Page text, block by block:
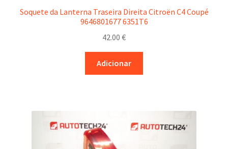
Soquete da Lanterna Traseira Direita Citroën C4 Coupé
9646801677 6351T6
42.00 €
Adicionar